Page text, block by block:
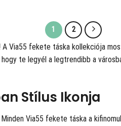
1 2
A Via55 fekete táska kollekciója
te legyél a legtrendibb a
Stílus Ikonja
Via55 fekete táska a